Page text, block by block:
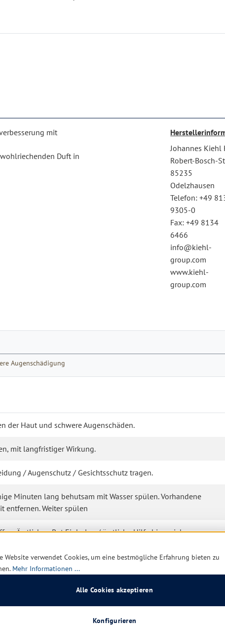
mit
Duft in
Johannes Kiehl
Robert-Bosch-
85235
Odelzhausen
Telefon: +49
9305-0
Fax: +49 8134
6466
info@kiehl-
group.com
www.kiehl-
group.com
Augenschädigung
der Haut und schwere Augenschäden.
mit langfristiger Wirkung.
/ Augenschutz / Gesichtsschutz tragen.
Minuten lang behutsam mit Wasser spülen. Vorhandene
entfernen. Weiter spülen
Ärztlichen Rat Einholen / ärztliche Hilfe hinzuziehen.
Website verwendet Cookies, um eine bestmögliche Erfahrung bieten zu
Mehr Informationen ...
Konfigurieren
Alle Cookies akzeptieren